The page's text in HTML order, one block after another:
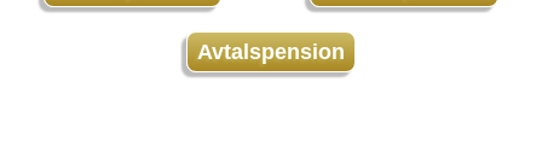
Avtalspension